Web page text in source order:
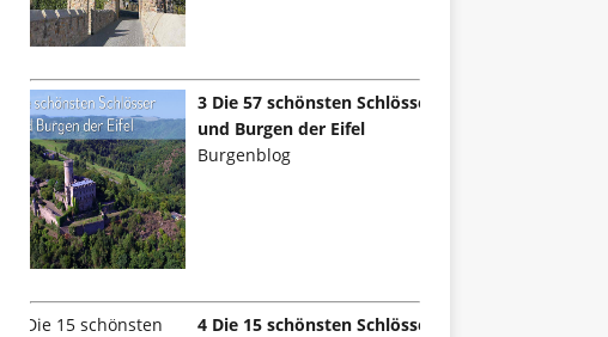
3 Die 57 schönsten Schlösser
und Burgen der Eifel
Burgenblog
4 Die 15 schönsten Schlösser